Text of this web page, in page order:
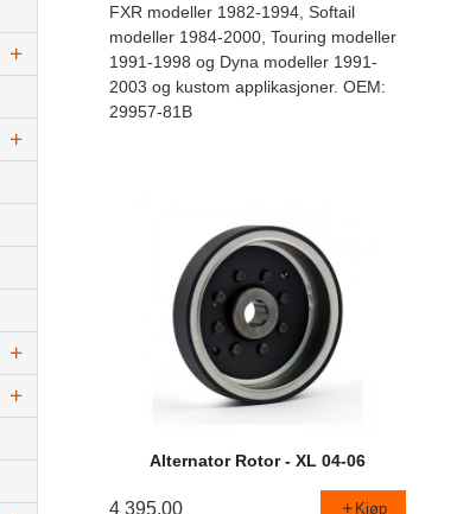
FXR modeller 1982-1994, Softail
modeller 1984-2000, Touring modeller
1991-1998 og Dyna modeller 1991-
2003 og kustom applikasjoner. OEM:
29957-81B
Alternator Rotor - XL 04-06
4 395,00 Kjøp